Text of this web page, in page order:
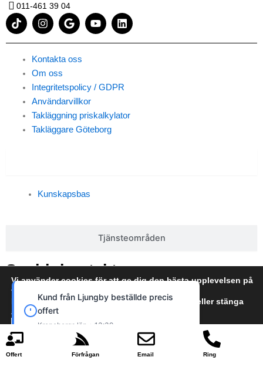
011-461 39 04
T
i
k
I
n
s
a
g
r
a
m
G
o
o
l
Y
o
u
L
i
n
n
Kontakta oss
Om oss
Integritetspolicy / GDPR
Användarvillkor
Takläggning priskalkylator
Takläggare Göteborg
Tjänsteområden
Kunskapsbas
Snabb kontakt
* Fyll i formuläret och skicka dina frågor eller feedback omedelbart
Offert Förfrågan Email Ring
Vi använder cookies för att ge dig den bästa upplevelsen på
vår webbplats.
Du kan läsa mer om vilka cookies vi använder eller stänga
av dem i
cookie policy
Acceptera Neka
Kund från Ljungby beställde precis
offert
Kronobergs län • 13:39